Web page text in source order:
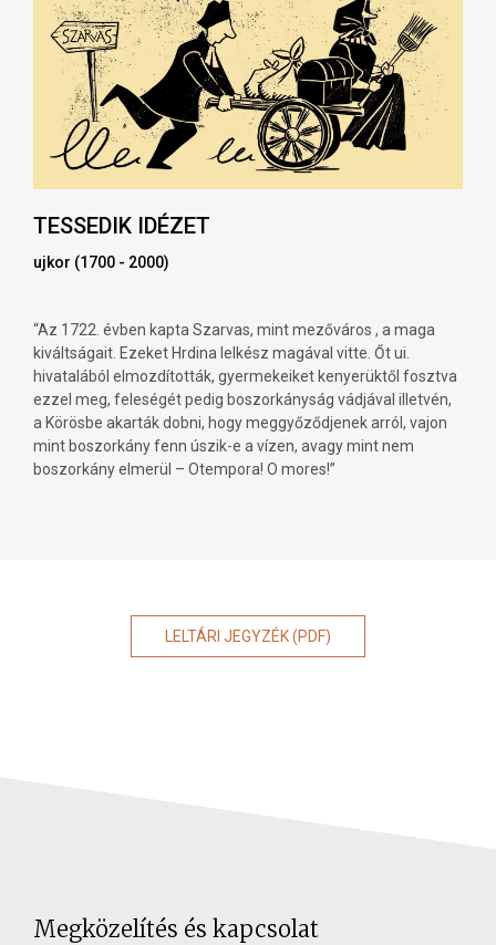
TESSEDIK IDÉZET
ujkor (1700 - 2000)
“Az 1722. évben kapta Szarvas, mint mezőváros , a maga
kiváltságait. Ezeket Hrdina lelkész magával vitte. Őt ui.
hivatalából elmozdították, gyermekeiket kenyerüktől fosztva
ezzel meg, feleségét pedig boszorkányság vádjával illetvén,
a Körösbe akarták dobni, hogy meggyőződjenek arról, vajon
mint boszorkány fenn úszik-e a vízen, avagy mint nem
boszorkány elmerül – Otempora! O mores!”
LELTÁRI JEGYZÉK (PDF)
Megközelítés és kapcsolat